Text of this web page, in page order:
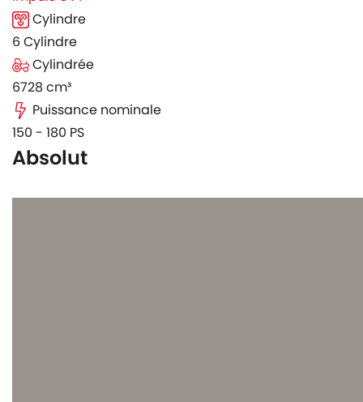
Cylindre
6 Cylindre
Cylindrée
6728 cm³
Puissance nominale
150 - 180 PS
Absolut